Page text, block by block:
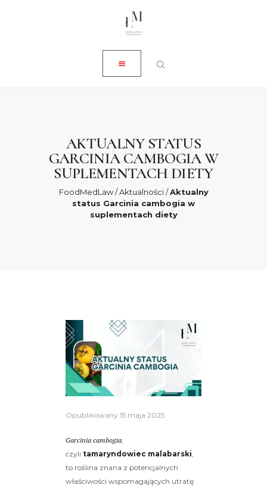
AKTUALNY STATUS
GARCINIA CAMBOGIA W
SUPLEMENTACH DIETY
FoodMedLaw/Aktualności/Aktualny
status Garcinia cambogia w
suplementach diety
KONTAKT
0 ZŁ
Opublikowany 15 maja 2025
Garcinia cambogia
czyli tamaryndowiec malabarski
to roślina znana z potencjalnych
właściwości wspomagających utratę